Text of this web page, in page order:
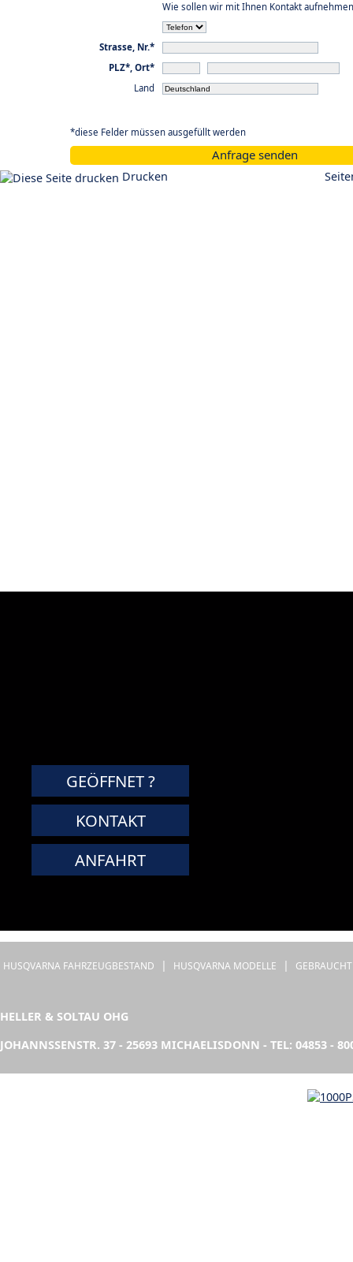
Wie sollen wir mit Ihnen Kontakt
Strasse, Nr.*
PLZ*, Ort*
Land
*diese Felder müssen ausgefüllt werden
Anfrage senden
Drucken
GEÖFFNET ?
KONTAKT
ANFAHRT
HUSQVARNA FAHRZEUGBESTAND | HUSQVARNA MODELLE |
HELLER & SOLTAU OHG
JOHANNSSENSTR. 37 - 25693 MICHAELISDONN - TEL: 04853 -